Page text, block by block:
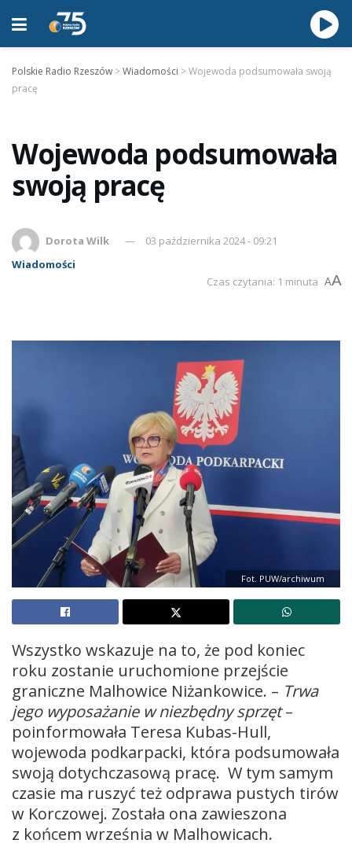
Polskie Radio Rzeszów >Wiadomości >Wojewoda podsumowała swoją
pracę
Wojewoda podsumowała
swoją pracę
Dorota Wilk
03 października 2024 - 09:21
Wiadomości
Czas czytania: 1 minuta AA
Fot. PUW/archiwum
Wszystko wskazuje na to, że pod koniec
roku zostanie uruchomione przejście
graniczne Malhowice Niżankowice. – Trwa
jego wyposażanie w niezbędny sprzęt–
poinformowała Teresa Kubas-Hull,
wojewoda podkarpacki, która podsumowała
swoją dotychczasową pracę. W tym samym
czasie ma ruszyć też odprawa pustych tirów
w Korczowej. Została ona zawieszona
z końcem września w Malhowicach.